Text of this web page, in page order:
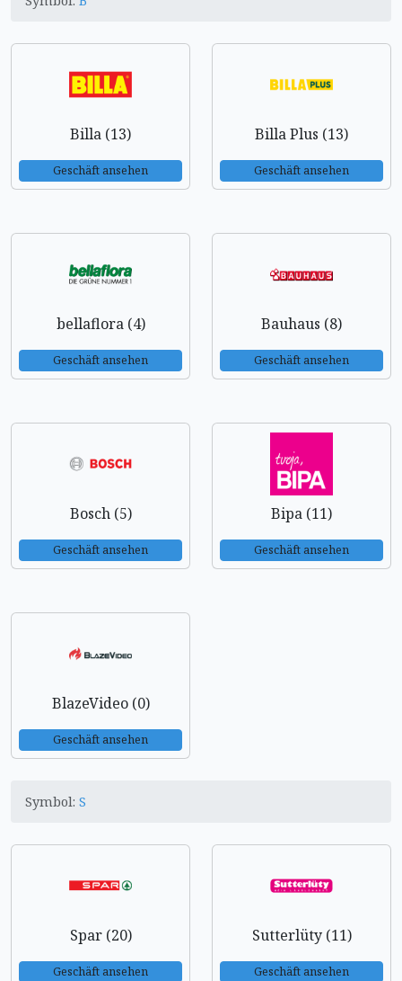
Billa (13)
Geschäft ansehen
Billa Plus (13)
Geschäft ansehen
bellaflora (4)
Geschäft ansehen
Bauhaus (8)
Geschäft ansehen
Bosch (5)
Geschäft ansehen
Bipa (11)
Geschäft ansehen
BlazeVideo (0)
Geschäft ansehen
Symbol: S
Spar (20)
Geschäft ansehen
Sutterlüty (11)
Geschäft ansehen